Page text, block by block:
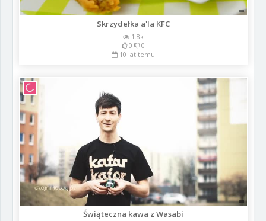
Skrzydełka a'la KFC
1.8k
0
0
10 lat temu
Świąteczna kawa z Wasabi